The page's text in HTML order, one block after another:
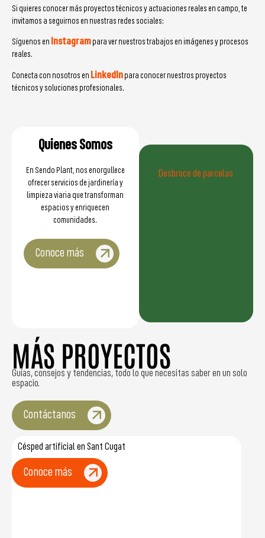
Si quieres conocer más proyectos técnicos y actuaciones reales en campo, te
invitamos a seguirnos en nuestras redes sociales:
Síguenos en Instagram para ver nuestros trabajos en imágenes y procesos
reales.
Conecta con nosotros en LinkedIn para conocer nuestros proyectos
técnicos y soluciones profesionales.
Quienes Somos
En Sendo Plant, nos enorgullece
ofrecer servicios de jardinería y
limpieza viaria que transforman
espacios y enriquecen
comunidades.
Conoce más
Desbroce de parcelas
MÁS PROYECTOS
Guías, consejos y tendencias, todo lo que necesitas saber en un solo
espacio.
Contáctanos
Césped artificial en Sant Cugat
Conoce más